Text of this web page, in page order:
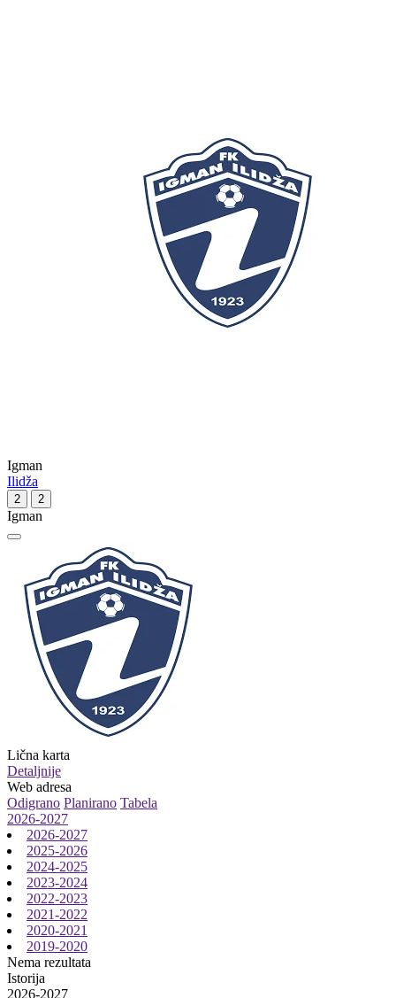
Igman
Ilidža
2 2
Igman
Lična karta
Detaljnije
Web adresa
Odigrano Planirano Tabela
2026-2027
2026-2027
2025-2026
2024-2025
2023-2024
2022-2023
2021-2022
2020-2021
2019-2020
Nema rezultata
Istorija
2026-2027